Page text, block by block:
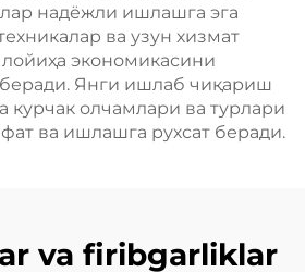
надёжли ишлашга эга
ва узун хизмат
экономикасини
Янги ишлаб чиқариш
курчак олчамлари ва турлари
ва ишлашга рухсат беради.
va firibgarliklar